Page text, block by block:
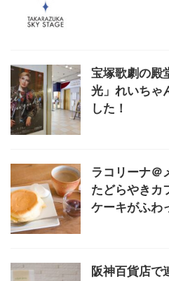
宝塚歌劇の
光」れいちゃ
した！
ラコリーナ＠
たどらやきカ
ケーキがふわ
阪神百貨店で